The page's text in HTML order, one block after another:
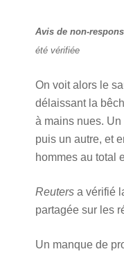
Avis de non-
été vérifiée
On voit alors le
délaissant la
à mains nues.
puis un autre, et
hommes au total
Reutersa vérifié
partagée sur les
Un manque de